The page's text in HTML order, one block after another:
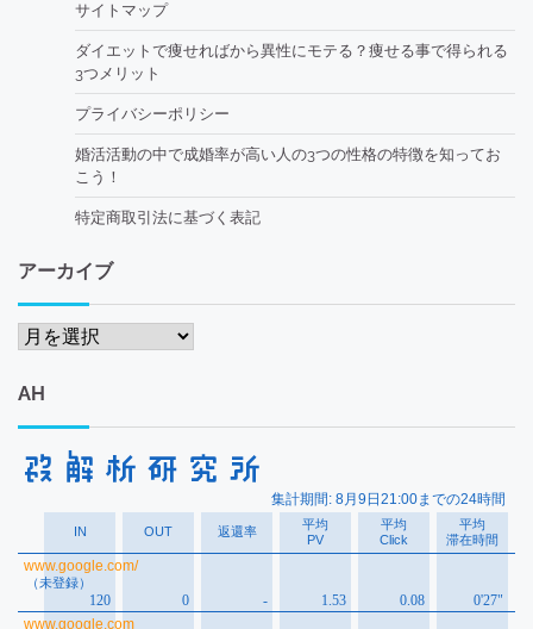
サイトマップ
ダイエットで痩せればから異性にモテる？痩せる事で得られる
3つメリット
プライバシーポリシー
婚活活動の中で成婚率が高い人の3つの性格の特徴を知ってお
こう！
特定商取引法に基づく表記
アーカイブ
ア
カ
イ
AH